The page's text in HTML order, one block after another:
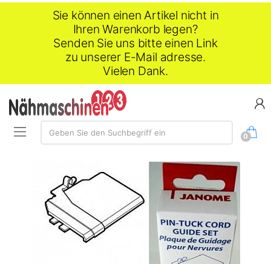
Sie können einen Artikel nicht in
Ihren Warenkorb legen?
Senden Sie uns bitte einen Link
zu unserer E-Mail adresse.
Vielen Dank.
Suche:
Geben Sie den Suchbegriff ein
0